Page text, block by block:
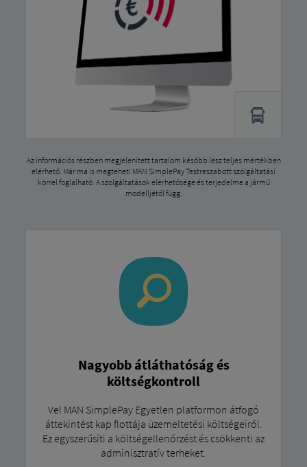
Az információs részben megjelenített tartalom később lesz teljes mértékben
elérhető. Már ma is megteheti MAN SimplePay Testreszabott szolgáltatási
körrel foglalható. A szolgáltatások elérhetősége és terjedelme a jármű
modelljétől függ.
Nagyobb átláthatóság és
költségkontroll
Vel MAN SimplePay Egyetlen platformon átfogó
áttekintést kap flottája üzemeltetési költségeiről.
Ez egyszerűsíti a költségellenőrzést és csökkenti az
adminisztratív terheket.